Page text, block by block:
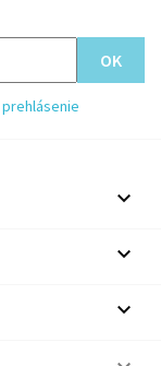
prehlásenie


